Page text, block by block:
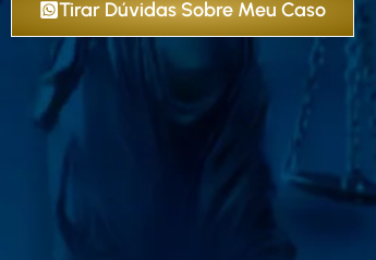
Tirar Dúvidas Sobre Meu Caso